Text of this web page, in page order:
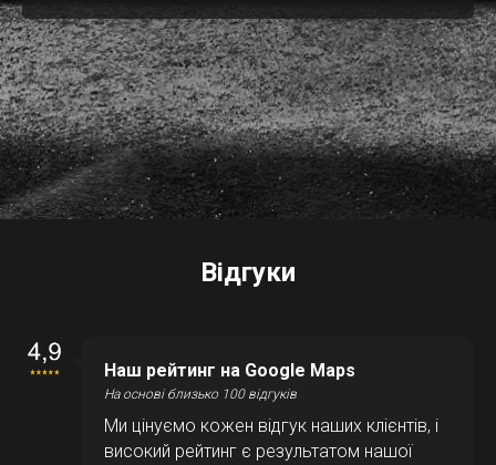
Відгуки
Наш рейтинг на Google Maps
На основі близько 100 відгуків
Ми цінуємо кожен відгук наших клієнтів, і
високий рейтинг є результатом нашої